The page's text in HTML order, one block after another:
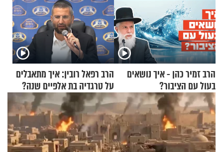
הרב זמיר כהן - איך נושאים
בעול עם הציבור?
הרב רפאל רובין: איך מתאבלים
על טרגדיה בת אלפיים שנה?